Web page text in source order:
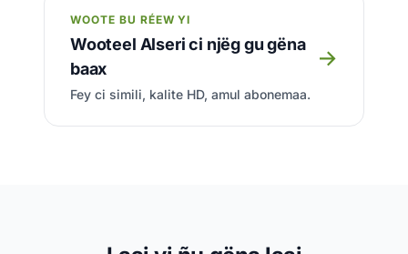
WOOTE BU RÉEW YI
Wooteel Alseri ci njëg gu gëna
baax
Fey ci simili, kalite HD, amul abonemaa.
→